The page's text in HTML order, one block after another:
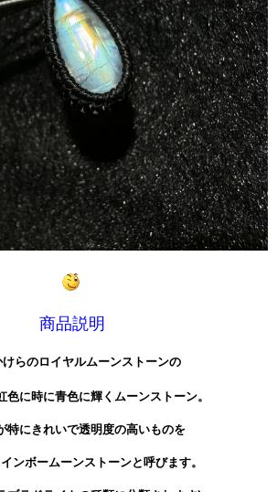
商品説明
けらのロイヤルムーンストーンの
色に時に青色に輝く ムーンストーン。
特にきれいで透明度の高いものを
ンボームーンストーンと呼びます。